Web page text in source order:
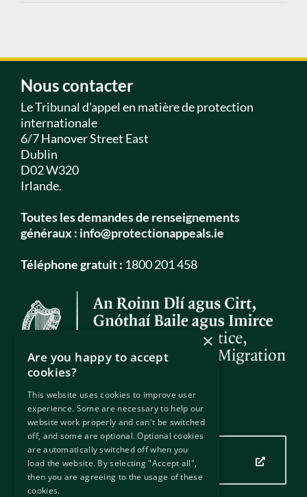
Nous contacter
Le Tribunal d'appel en matière de protection
internationale
6/7 Hanover Street East
Dublin
D02 W320
Irlande.
Toutes les demandes de renseignements
généraux : info@protectionappeals.ie
Téléphone gratuit : 1800 201 458
Notre emplacement
Cliquez ici pour voir notre
emplacement
×
Are you happy to accept
cookies?
This website uses cookies to improve user
experience. Some are necessary to help our
website work properly and can't be switched
off, and some are optional. Optional cookies
are automatically switched off when you
load the website. By selecting "Accept all",
then you are agreeing to the usage of these
cookies.